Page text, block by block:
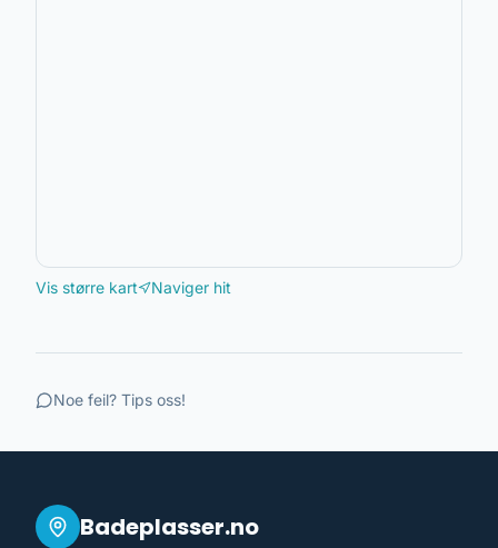
Vis større kart Naviger hit
Noe feil? Tips oss!
Badeplasser.no